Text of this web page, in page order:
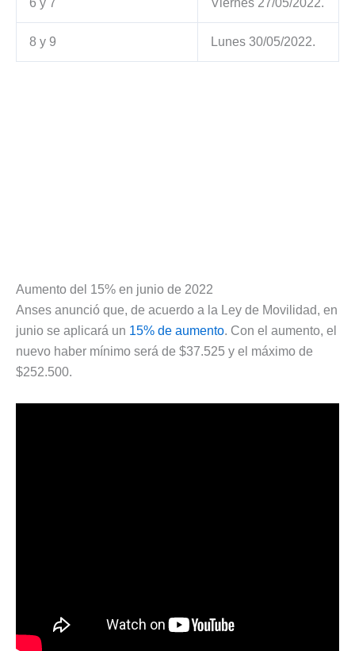
6 y 7 Viernes 27/05/2022.
8 y 9 Lunes 30/05/2022.
Aumento del 15% en junio de 2022
Anses anunció que, de acuerdo a la Ley de Movilidad, en
junio se aplicará un 15% de aumento. Con el aumento, el
nuevo haber mínimo será de $37.525 y el máximo de
$252.500.